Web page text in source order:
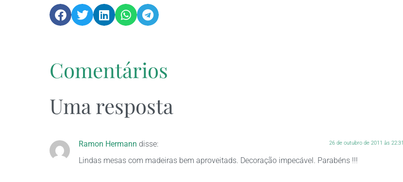
Comentários
Uma resposta
Ramon Hermann disse: 26 de outubro de 2011 às 22:31
Lindas mesas com madeiras bem aproveitads. Decoração impecável. Parabéns !!!